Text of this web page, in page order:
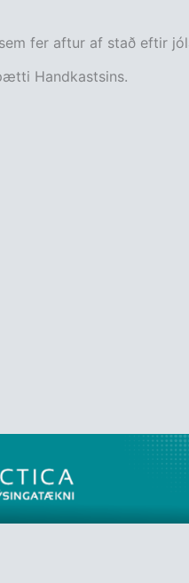
fer aftur af stað eftir
Handkastsins.